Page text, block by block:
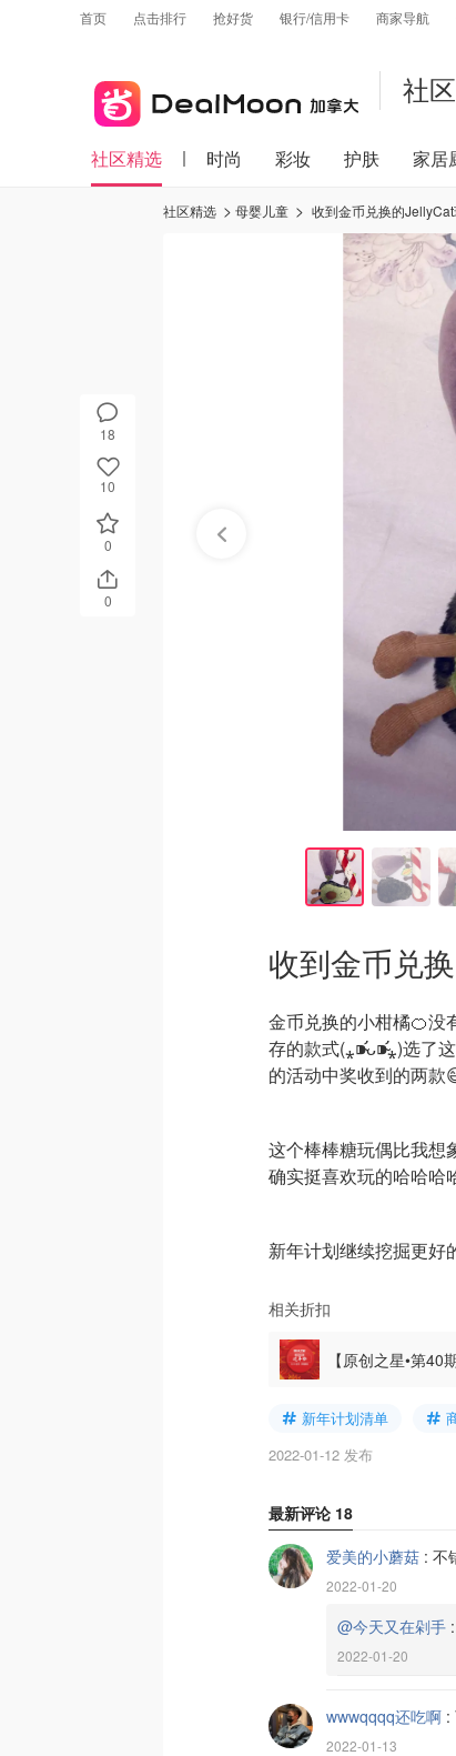
首页 点击排行 抢好货 银行/信用卡 商家导航
社区
社区精选 时尚 彩妆 护肤 家居
18
10
0
0
社区精选 母婴儿童 收到金币兑换的
收到金币兑
金币兑换的小柑橘🍊没
存的款式(⁎⁍̴̛ᴗ⁍̴̛⁎)选了
的活动中奖收到的两款
这个棒棒糖玩偶比我想
确实挺喜欢玩的哈哈哈
新年计划继续挖掘更好
相关折扣
【原创之星•第
新年计划清单
2022-01-12 发布
最新评论 18
爱美的小蘑菇 : 不
2022-01-20
@今天又在剁手 :
2022-01-20
wwwqqqq还吃啊 :
2022-01-13